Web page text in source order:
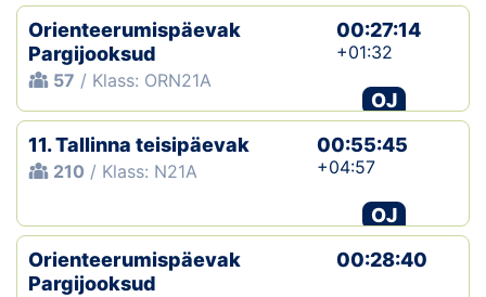
Orienteerumispäevak
Pargijooksud
57 / Klass: ORN21A
00:27:14
+01:32
OJ
11. Tallinna teisipäevak
210 / Klass: N21A
00:55:45
+04:57
OJ
Orienteerumispäevak
Pargijooksud
00:28:40